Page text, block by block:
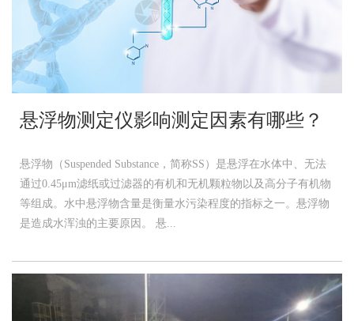
悬浮物测定仪影响测定因素有哪些？
悬浮物（Suspended Substance，简称SS）是悬浮在水体中、无法
通过0.45μm滤纸或过滤器的有机和无机颗粒物以及高分子有机物
等组成。水中悬浮物含量是衡量水污染程度的指标之一。悬浮物
是造成水浑浊的主要原因。 悬...